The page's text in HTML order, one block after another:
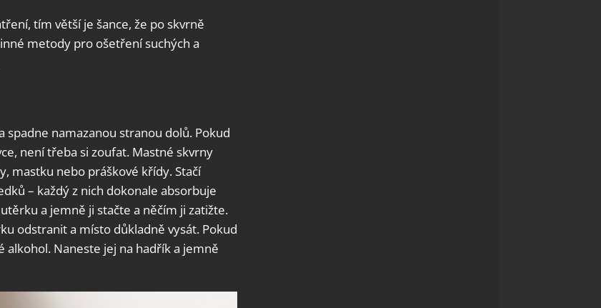
tím větší je šance, že po skvrně
metody pro ošetření suchých a
spadne namazanou stranou dolů. Pokud
není třeba si zoufat. Mastné skvrny
mastku nebo práškové křídy. Stačí
– každý z nich dokonale absorbuje
a jemně ji stačte a něčím ji zatižte.
odstranit a místo důkladně vysát. Pokud
Naneste jej na hadřík a jemně